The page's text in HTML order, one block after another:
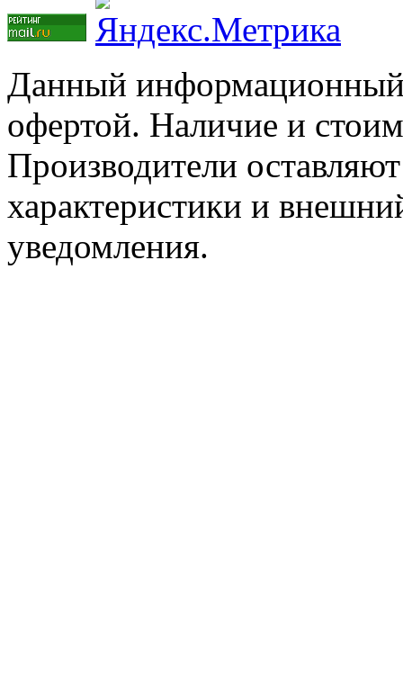
Данный информационный
офертой. Наличие и
Производители
характеристики и
уведомления.